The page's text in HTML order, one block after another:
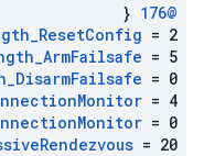
@176
{
_ResetConfig = 2
_ArmFailsafe = 5
_DisarmFailsafe = 0
Monitor = 4
Monitor = 0
Rendezvous = 20